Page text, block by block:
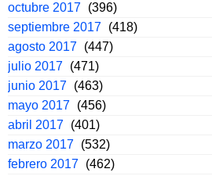
octubre 2017 (396)
septiembre 2017 (418)
agosto 2017 (447)
julio 2017 (471)
junio 2017 (463)
mayo 2017 (456)
abril 2017 (401)
marzo 2017 (532)
febrero 2017 (462)